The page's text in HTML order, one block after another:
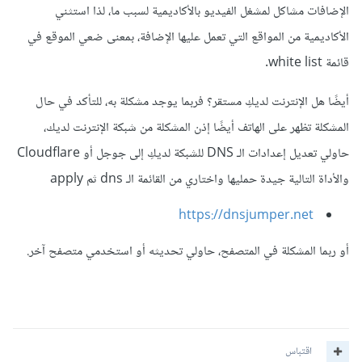
الإضافات مشاكل لمشغل الفيديو بالأكاديمية لسبب ما، لذا استثني
الأكاديمية من المواقع التي تعمل عليها الإضافة، بمعنى ضعي الموقع في
قائمة white list.
أيضًا هل الإنترنت لديكِ مستقر؟ فربما يوجد مشكلة به، للتأكد في حال
المشكلة تظهر على الهاتف أيضًا إذن المشكلة من شبكة الإنترنت لديك،
حاولي تعديل إعدادات الـ DNS للشبكة لديكِ إلى جوجل أو Cloudflare
والأداة التالية جيدة حمليها واختاري من القائمة الـ dns ثم apply
https://dnsjumper.net
أو ربما المشكلة في المتصفح، حاولي تحديثه أو استخدمي متصفح آخر.
اقتباس